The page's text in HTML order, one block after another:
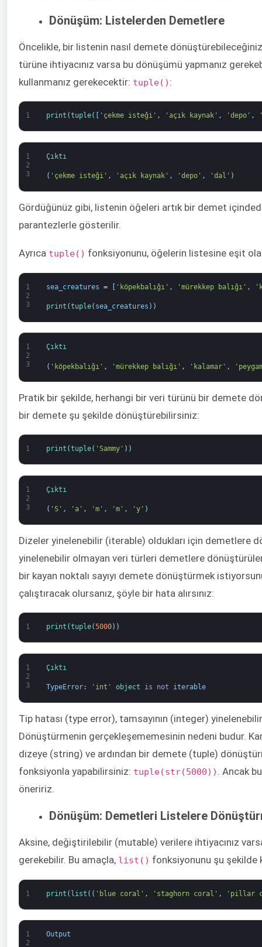
Dönüşüm: Listelerden Demetlere
Öncelikle, bir listenin nasıl demete
türüne ihtiyacınız varsa bu dönüşümü yapmanız
kullanmanız gerekecektir: tuple() :
1 print (tuple( 'çekme isteği' , 'açık kaynak' , 'depo' ,
1
2
3
Çıktı
( 'çekme isteği' , 'açık kaynak' , 'depo' , 'dal' )
Gördüğünüz gibi, listenin öğeleri artık bir demet
parantezlerle gösterilir.
Ayrıca tuple() fonksiyonunu, öğelerin listesine eşit
1
2
3
sea_creatures = [ 'köpekbalığı' , 'mürekkep balığı' ,
print (tuple( sea_creatures ) )
1
2
3
Çıktı
( 'köpekbalığı' , 'mürekkep balığı' , 'kalamar' ,
Pratik bir şekilde, herhangi bir veri türünü bir demete
bir demete şu şekilde dönüştürebilirsiniz:
1 print (tuple( 'Sammy' ) )
1
2
3
Çıktı
( 'S' , 'a' , 'm' , 'm' , 'y' )
Dizeler yinelenebilir (iterable) oldukları için demetlere
yinelenebilir olmayan veri türleri demetlere
bir kayan noktalı sayıyı demete dönüştürmek
çalıştıracak olursanız, şöyle bir hata alırsınız:
1 print (tuple(5000) )
1
2
3
Çıktı
TypeError: 'int' object is not iterable
Tip hatası (type error), tamsayının (integer)
Dönüştürmenin gerçekleşememesinin nedeni budur.
dizeye (string) ve ardından bir demete (tuple)
fonksiyonla yapabilirsiniz: tuple(str(5000))
. Ancak
öneririz.
Dönüşüm: Demetleri Listelere
Aksine, değiştirilebilir (mutable) verilere ihtiyacınız
gerekebilir. Bu amaçla, list() fonksiyonunu şu şekilde
1 print ( list ( ( 'blue coral' , 'staghorn coral' , 'pillar
1
2
Output